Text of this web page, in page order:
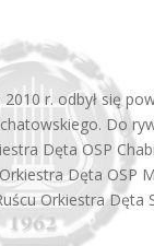
2010 r. odbył się
Do
Dęta OSP
Dęta OSP
Orkiestra Dęta